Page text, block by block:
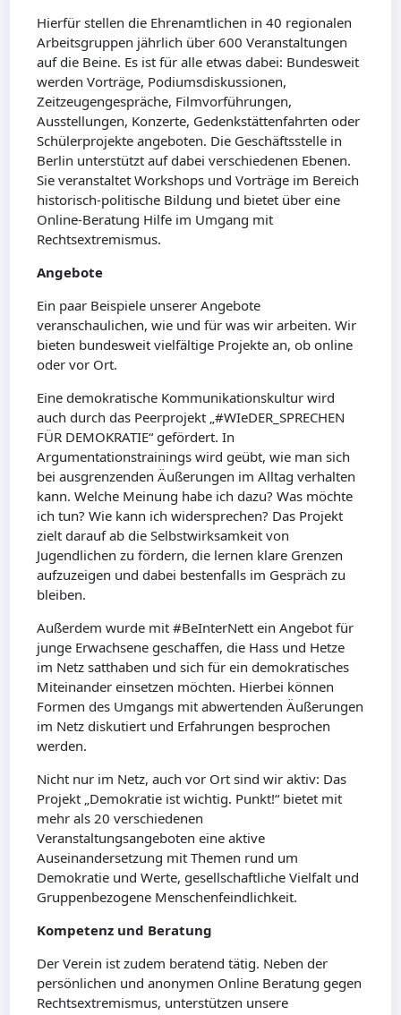
Hierfür stellen die Ehrenamtlichen in 40 regionalen
Arbeitsgruppen jährlich über 600 Veranstaltungen
auf die Beine. Es ist für alle etwas dabei: Bundesweit
werden Vorträge, Podiumsdiskussionen,
Zeitzeugengespräche, Filmvorführungen,
Ausstellungen, Konzerte, Gedenkstättenfahrten oder
Schülerprojekte angeboten. Die Geschäftsstelle in
Berlin unterstützt auf dabei verschiedenen Ebenen.
Sie veranstaltet Workshops und Vorträge im Bereich
historisch-politische Bildung und bietet über eine
Online-Beratung Hilfe im Umgang mit
Rechtsextremismus.
Angebote
Ein paar Beispiele unserer Angebote
veranschaulichen, wie und für was wir arbeiten. Wir
bieten bundesweit vielfältige Projekte an, ob online
oder vor Ort.
Eine demokratische Kommunikationskultur wird
auch durch das Peerprojekt „#WIeDER_SPRECHEN
FÜR DEMOKRATIE“ gefördert. In
Argumentationstrainings wird geübt, wie man sich
bei ausgrenzenden Äußerungen im Alltag verhalten
kann. Welche Meinung habe ich dazu? Was möchte
ich tun? Wie kann ich widersprechen? Das Projekt
zielt darauf ab die Selbstwirksamkeit von
Jugendlichen zu fördern, die lernen klare Grenzen
aufzuzeigen und dabei bestenfalls im Gespräch zu
bleiben.
Außerdem wurde mit #BeInterNett ein Angebot für
junge Erwachsene geschaffen, die Hass und Hetze
im Netz satthaben und sich für ein demokratisches
Miteinander einsetzen möchten. Hierbei können
Formen des Umgangs mit abwertenden Äußerungen
im Netz diskutiert und Erfahrungen besprochen
werden.
Nicht nur im Netz, auch vor Ort sind wir aktiv: Das
Projekt „Demokratie ist wichtig. Punkt!“ bietet mit
mehr als 20 verschiedenen
Veranstaltungsangeboten eine aktive
Auseinandersetzung mit Themen rund um
Demokratie und Werte, gesellschaftliche Vielfalt und
Gruppenbezogene Menschenfeindlichkeit.
Kompetenz und Beratung
Der Verein ist zudem beratend tätig. Neben der
persönlichen und anonymen Online Beratung gegen
Rechtsextremismus, unterstützen unsere